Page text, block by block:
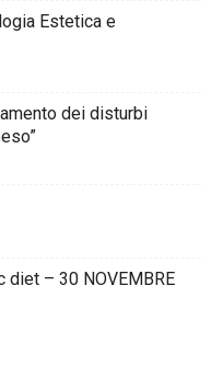
Estetica e
dei disturbi
– 30 NOVEMBRE